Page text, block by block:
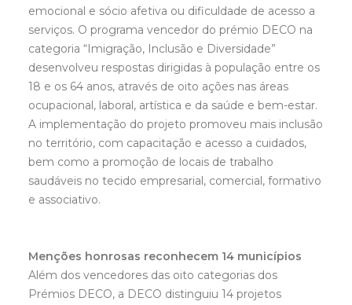
emocional e sócio afetiva ou dificuldade de acesso a
serviços. O programa vencedor do prémio DECO na
categoria “Imigração, Inclusão e Diversidade”
desenvolveu respostas dirigidas à população entre os
18 e os 64 anos, através de oito ações nas áreas
ocupacional, laboral, artística e da saúde e bem-estar.
A implementação do projeto promoveu mais inclusão
no território, com capacitação e acesso a cuidados,
bem como a promoção de locais de trabalho
saudáveis no tecido empresarial, comercial, formativo
e associativo.
Menções honrosas reconhecem 14 municípios
Além dos vencedores das oito categorias dos
Prémios DECO, a DECO distinguiu 14 projetos